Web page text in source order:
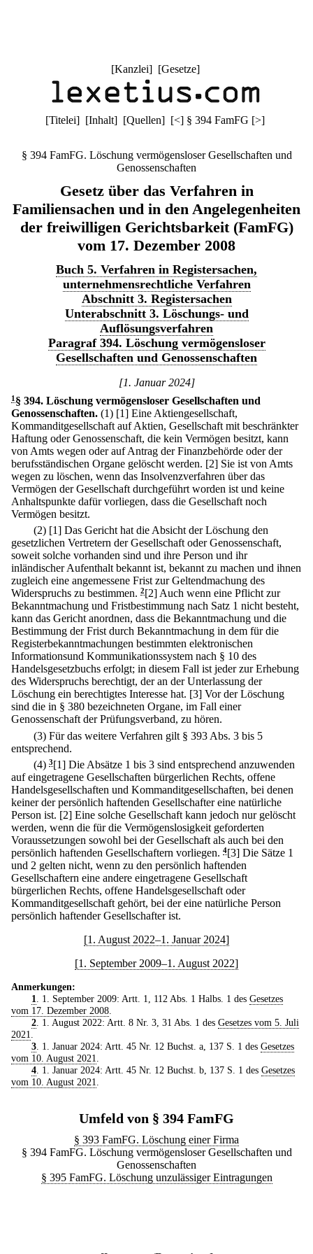
[Kanzlei] [Gesetze]
[Titelei] [Inhalt] [Quellen] [<] § 394 FamFG [>]
§ 394 FamFG. Löschung vermögensloser Gesellschaften und
Genossenschaften
Gesetz über das Verfahren in
Familiensachen und in den Angelegenheiten
der freiwilligen Gerichtsbarkeit (FamFG)
vom 17. Dezember 2008
Buch 5. Verfahren in Registersachen,
unternehmensrechtliche Verfahren
Abschnitt 3. Registersachen
Unterabschnitt 3. Löschungs- und
Auflösungsverfahren
Paragraf 394. Löschung vermögensloser
Gesellschaften und Genossenschaften
[1. Januar 2024]
1 § 394. Löschung vermögensloser Gesellschaften und
Genossenschaften. (1) [1] Eine Aktiengesellschaft,
Kommanditgesellschaft auf Aktien, Gesellschaft mit beschränkter
Haftung oder Genossenschaft, die kein Vermögen besitzt, kann
von Amts wegen oder auf Antrag der Finanzbehörde oder der
berufsständischen Organe gelöscht werden. [2] Sie ist von Amts
wegen zu löschen, wenn das Insolvenzverfahren über das
Vermögen der Gesellschaft durchgeführt worden ist und keine
Anhaltspunkte dafür vorliegen, dass die Gesellschaft noch
Vermögen besitzt.
(2) [1] Das Gericht hat die Absicht der Löschung den
gesetzlichen Vertretern der Gesellschaft oder Genossenschaft,
soweit solche vorhanden sind und ihre Person und ihr
inländischer Aufenthalt bekannt ist, bekannt zu machen und ihnen
zugleich eine angemessene Frist zur Geltendmachung des
Widerspruchs zu bestimmen. 2[2] Auch wenn eine Pflicht zur
Bekanntmachung und Fristbestimmung nach Satz 1 nicht besteht,
kann das Gericht anordnen, dass die Bekanntmachung und die
Bestimmung der Frist durch Bekanntmachung in dem für die
Registerbekanntmachungen bestimmten elektronischen
Informationsund Kommunikationssystem nach § 10 des
Handelsgesetzbuchs erfolgt; in diesem Fall ist jeder zur Erhebung
des Widerspruchs berechtigt, der an der Unterlassung der
Löschung ein berechtigtes Interesse hat. [3] Vor der Löschung
sind die in § 380 bezeichneten Organe, im Fall einer
Genossenschaft der Prüfungsverband, zu hören.
(3) Für das weitere Verfahren gilt § 393 Abs. 3 bis 5
entsprechend.
(4) 3[1] Die Absätze 1 bis 3 sind entsprechend anzuwenden
auf eingetragene Gesellschaften bürgerlichen Rechts, offene
Handelsgesellschaften und Kommanditgesellschaften, bei denen
keiner der persönlich haftenden Gesellschafter eine natürliche
Person ist. [2] Eine solche Gesellschaft kann jedoch nur gelöscht
werden, wenn die für die Vermögenslosigkeit geforderten
Voraussetzungen sowohl bei der Gesellschaft als auch bei den
persönlich haftenden Gesellschaftern vorliegen. 4[3] Die Sätze 1
und 2 gelten nicht, wenn zu den persönlich haftenden
Gesellschaftern eine andere eingetragene Gesellschaft
bürgerlichen Rechts, offene Handelsgesellschaft oder
Kommanditgesellschaft gehört, bei der eine natürliche Person
persönlich haftender Gesellschafter ist.
[1. August 2022–1. Januar 2024]
[1. September 2009–1. August 2022]
Anmerkungen:
1
. 1. September 2009: Artt. 1, 112 Abs. 1 Halbs. 1 des Gesetzes
vom 17. Dezember 2008
2. 1. August 2022: Artt. 8 Nr. 3, 31 Abs. 1 des Gesetzes vom 5. Juli
2021
3. 1. Januar 2024: Artt. 45 Nr. 12 Buchst. a, 137 S. 1 des Gesetzes
vom 10. August 2021
4. 1. Januar 2024: Artt. 45 Nr. 12 Buchst. b, 137 S. 1 des Gesetzes
vom 10. August 2021
Umfeld von § 394 FamFG
§ 393 FamFG. Löschung einer Firma
§ 394 FamFG. Löschung vermögensloser Gesellschaften und
Genossenschaften
§ 395 FamFG. Löschung unzulässiger Eintragungen